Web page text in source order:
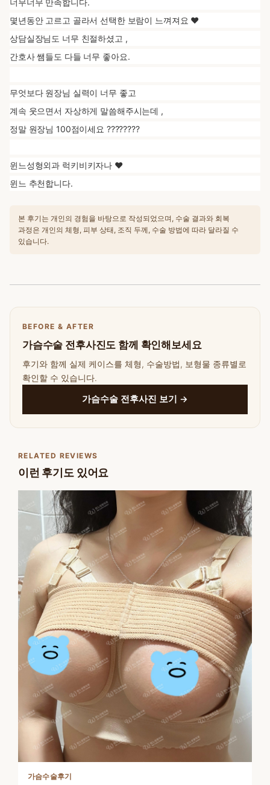
몇년동안 고르고 골라서 선택한 보람이 느껴져요 ❤️
상담실장님도 너무 친절하셨고 ,
간호사 쌤들도 다들 너무 좋아요.
무엇보다 원장님 실력이 너무 좋고
계속 웃으면서 자상하게 말씀해주시는데 ,
정말 원장님 100점이세요 ????????
윈느성형외과 럭키비키자나 ❤️
윈느 추천합니다.
본 후기는 개인의 경험을 바탕으로 작성되었으며, 수술 결과와 회복
과정은 개인의 체형, 피부 상태, 조직 두께, 수술 방법에 따라 달라질 수
있습니다.
BEFORE & AFTER
가슴수술 전후사진도 함께 확인해보세요
후기와 함께 실제 케이스를 체형, 수술방법, 보형물 종류별로
확인할 수 있습니다.
가슴수술 전후사진 보기 →
RELATED REVIEWS
이런 후기도 있어요
가슴수술후기